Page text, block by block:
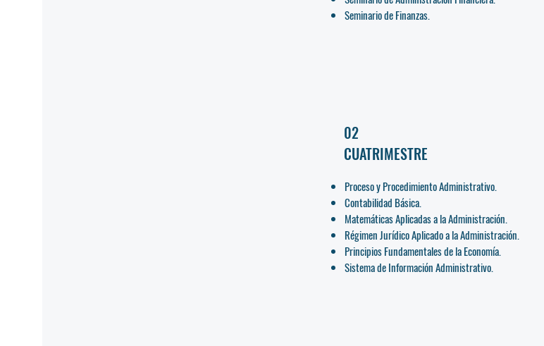
Seminario de Finanzas.
02
CUATRIMESTRE
Proceso y Procedimiento Administrativo.
Contabilidad Básica.
Matemáticas Aplicadas a la Administración.
Régimen Jurídico Aplicado a la Administración.
Principios Fundamentales de la Economía.
Sistema de Información Administrativo.